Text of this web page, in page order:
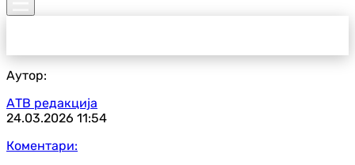
Аутор:
АТВ редакција
24.03.2026 11:54
Коментари: